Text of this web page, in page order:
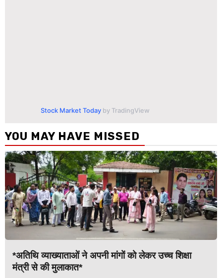
Stock Market Today by TradingView
YOU MAY HAVE MISSED
*अतिथि व्याख्याताओं ने अपनी मांगों को लेकर उच्च शिक्षा
मंत्री से की मुलाकात*